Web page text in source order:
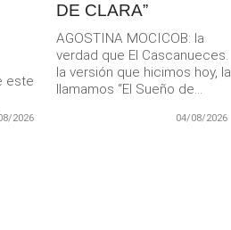
este
2026
DE CLARA”
AGOSTINA MOCICOB: la
verdad que El Cascanueces.
la versión que hicimos hoy, la
llamamos “El Sueño de...
04/08/2026